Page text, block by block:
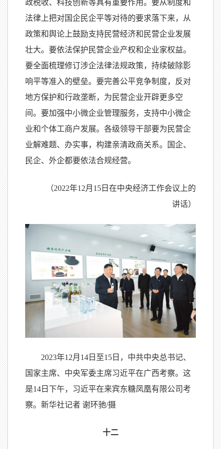
政税收、科技创新等具有重要作用。要从制度和
法律上把对国企民企平等对待的要求落下来，从
政策和舆论上鼓励支持民营经济和民营企业发展
壮大。要依法保护民营企业产权和企业家权益。
要全面梳理修订涉企法律法规政策，持续破除影
响平等准入的壁垒。要完善公平竞争制度，反对
地方保护和行政垄断，为民营企业开辟更多空
间。要加强中小微企业管理服务，支持中小微企
业和个体工商户发展。各级领导干部要为民营企
业解难题、办实事，构建亲清政商关系。国企、
民企、外企都要依法合规经营。
（2022年12月15日在中央经济工作会议上的
讲话）
2023年12月14日至15日，中共中央总书记、
国家主席、中央军委主席习近平在广西考察。这
是14日下午，习近平在来宾东糖凤凰有限公司考
察。新华社记者 谢环驰/摄
十二